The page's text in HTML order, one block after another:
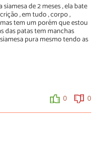
de 2 meses , ela bate
, em tudo , corpo ,
tem um porém que estou
das patas tem manchas
pura mesmo tendo as
0 0